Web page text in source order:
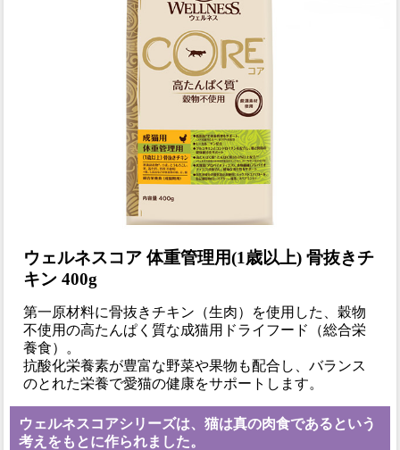
ウェルネスコア 体重管理用(1歳以上) 骨抜きチ
キン 400g
第一原材料に骨抜きチキン（生肉）を使用した、穀物
不使用の高たんぱく質な成猫用ドライフード（総合栄
養食）。
抗酸化栄養素が豊富な野菜や果物も配合し、バランス
のとれた栄養で愛猫の健康をサポートします。
ウェルネスコアシリーズは、猫は真の肉食であるという
考えをもとに作られました。